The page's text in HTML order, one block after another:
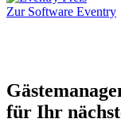
Zur Software Eventry
für Ihr